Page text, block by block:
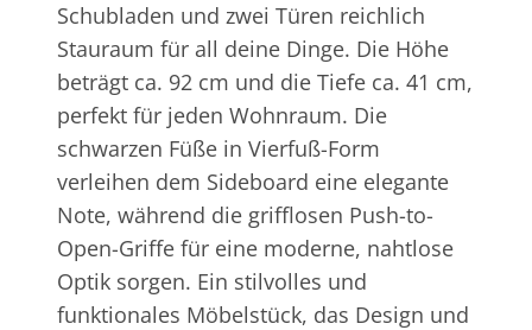
Schubladen und zwei Türen reichlich
Stauraum für all deine Dinge. Die Höhe
beträgt ca. 92 cm und die Tiefe ca. 41 cm,
perfekt für jeden Wohnraum. Die
schwarzen Füße in Vierfuß-Form
verleihen dem Sideboard eine elegante
Note, während die grifflosen Push-to-
Open-Griffe für eine moderne, nahtlose
Optik sorgen. Ein stilvolles und
funktionales Möbelstück, das Design und